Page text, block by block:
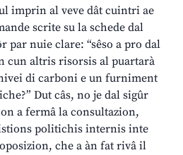
imprin al veve dât cuintri ae
scrite su la schede dal
par nuie clare: “sêso a pro dal
cun altris risorsis al puartarà
di carboni e un furniment
Dut câs, no je dal sigûr
a fermâ la consultazion,
politichis internis inte
che a àn fat rivâ il